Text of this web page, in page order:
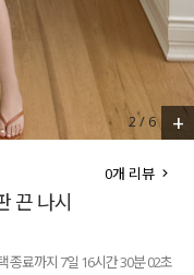
어
2/ 6 +
끈 나시
0개 리뷰
종료까지 7일 16시간 30분 01초